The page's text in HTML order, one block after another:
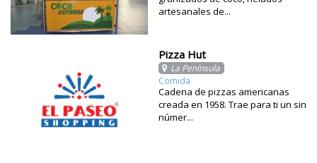
artesanales de...
Pizza Hut
La Península
Comida
Cadena de pizzas americanas
creada en 1958. Trae para ti un sin
númer...